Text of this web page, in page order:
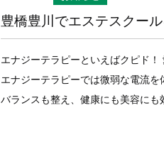
豊橋豊川でエステスクー
エナジーテラピーといえばクピド
エナジーテラピーでは微弱な電流
バランスも整え、健康にも美容に